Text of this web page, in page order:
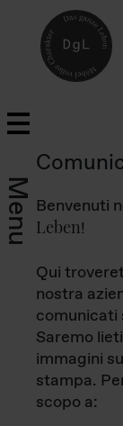
Menu Benvenuti
Leben!
Qui
nostra
comunicati
Saremo
immagini
stampa.
scopo a: